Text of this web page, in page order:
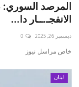
فيديو
حياة
المرصد السوري:
الانفجـ.ــار دا...
ديسمبر 26, 2025 0
خاص مراسل نيوز
لبنان